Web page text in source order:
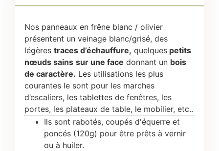
Nos panneaux en frêne blanc / olivier
présentent un veinage blanc/grisé, des
légères traces d’échauffure, quelques petits
nœuds sains sur une face donnant un bois
de caractère. Les utilisations les plus
courantes le sont pour les marches
d’escaliers, les tablettes de fenêtres, les
portes, les plateaux de table, le mobilier, etc..
Ils sont rabotés, coupés d'équerre et
poncés (120g) pour être prêts à vernir
ou à huiler.